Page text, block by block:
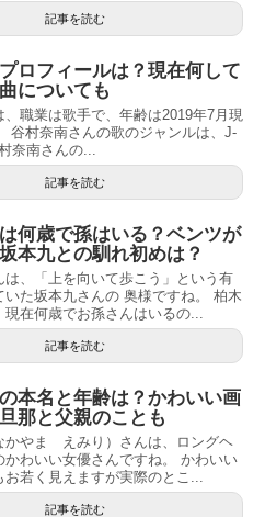
記事を読む
ロフィールは？現在何して
についても
、職業は歌手で、年齢は2019年7月現
谷村奈南さんの歌のジャンルは、J-
奈南さんの...
記事を読む
何歳で孫はいる？ベンツが
本九との馴れ初めは？
は、「上を向いて歩こう」という有
いた坂本九さんの 奥様ですね。 柏木
現在何歳でお孫さんはいるの...
記事を読む
本名と年齢は？かわいい画
那と父親のことも
かやま えみり）さんは、ロングヘ
かわいい女優さんですね。 かわいい
お若く見えますが実際のとこ...
記事を読む